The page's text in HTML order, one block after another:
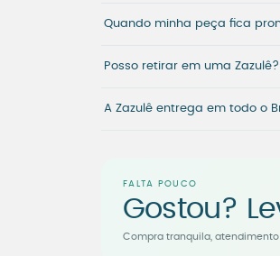
Quando minha peça fica
Posso retirar em uma Zazulê?
A Zazulê entrega em todo o
FALTA POUCO
Gostou?
Compra tranquila,